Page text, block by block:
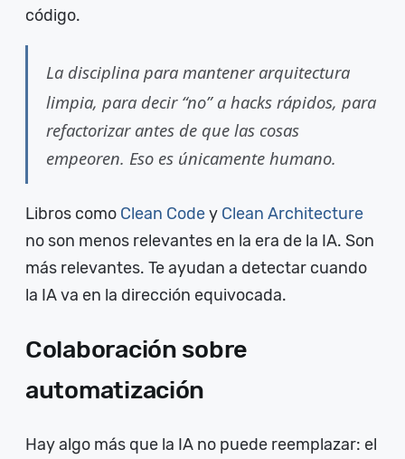
código.
La disciplina para mantener arquitectura
limpia, para decir “no”a hacks rápidos, para
refactorizar antes de que las cosas
empeoren. Eso es únicamente humano.
Libros como Clean Codey Clean Architecture
no son menos relevantes en la era de la IA. Son
más relevantes. Te ayudan a detectar cuando
la IA va en la dirección equivocada.
Colaboración sobre
automatización
Hay algo más que la IA no puede reemplazar: el